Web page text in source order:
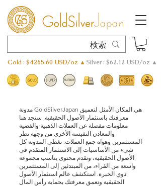
Gold : $4265.60 USD/oz ▲ Silver : $62.12 USD/oz ▲
مدونة GoldSilverJapan هي المكان الأمثل لتعميق
معرفتك باستثمار الأصول الحقيقية. ستجد هنا
معلومات مفصلة عن العملات الذهبية والفضية
والمعادن النفيسة الأخرى من وجهة نظر
المستثمرين وهواة جمع العملات. تغطي المدونة كل
شيء من الأساسيات إلى الاستثمار المتقدم في
الأصول الحقيقية، وتقدم محتوى يناسب مجموعة
واسعة من القراء، من المبتدئين إلى المستثمرين
ذوي الخبرة. استكشف عالم استثمار الأصول
الحقيقية وتعمق معرفتك بحماية رأس المال